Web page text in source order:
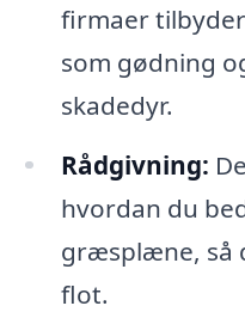
firmaer
som gødning
skadedyr.
Rådgivning:
hvordan du
græsplæne, så
flot.